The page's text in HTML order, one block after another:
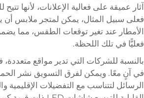
آثار عميقة على فعالية الإعلانات، لأنها
فعلى سبيل المثال، يمكن لمتجر ملابس أن
الأمطار عند تغير توقعات الطقس، مما يضمن
فعليًّا في تلك اللحظة.
في آنٍ معًا. ويمكن لفرق التسويق نشر
الرسائل لتتناسب مع التفضيلات الإقليمية